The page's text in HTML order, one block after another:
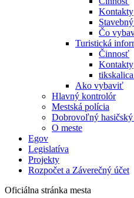
Kontakty
Čo
Turistická
Činnosť
Kontakty
Ako vybaviť
Hlavný kontrolór
Mestská polícia
Dobrovoľný
O meste
Egov
Legislatíva
Projekty
Rozpočet a Záverečný účet
Oficiálna stránka mesta